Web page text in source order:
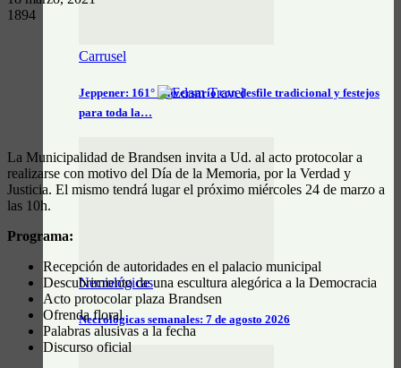
Carrusel
Jeppener: 161° aniversario con desfile tradicional y festejos
para toda la…
Necrológicas
Necrológicas semanales: 7 de agosto 2026
1894
La Municipalidad de Brandsen invita a Ud. al acto protocolar a
realizarse con motivo del Día de la Memoria, por la Verdad y
Justicia. El mismo tendrá lugar el próximo miércoles 24 de marzo a
las 10h.
Programa:
Recepción de autoridades en el palacio municipal
Descubrimiento de una escultura alegórica a la Democracia
Acto protocolar plaza Brandsen
Ofrenda floral
Palabras alusivas a la fecha
Discurso oficial